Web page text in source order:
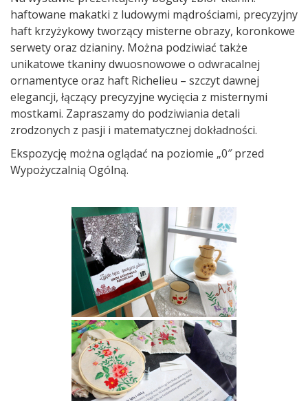
haftowane makatki z ludowymi mądrościami, precyzyjny
haft krzyżykowy tworzący misterne obrazy, koronkowe
serwety oraz dzianiny. Można podziwiać także
unikatowe tkaniny dwuosnowowe o odwracalnej
ornamentyce oraz haft Richelieu – szczyt dawnej
elegancji, łączący precyzyjne wycięcia z misternymi
mostkami. Zapraszamy do podziwiania detali
zrodzonych z pasji i matematycznej dokładności.
Ekspozycję można oglądać na poziomie „0″ przed
Wypożyczalnią Ogólną.